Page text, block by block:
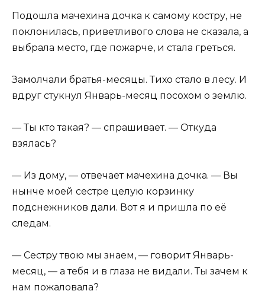
Подошла мачехина дочка к самому костру, не
поклонилась, приветливого слова не сказала, а
выбрала место, где пожарче, и стала греться.
Замолчали братья-месяцы. Тихо стало в лесу. И
вдруг стукнул Январь-месяц посохом о землю.
— Ты кто такая? — спрашивает. — Откуда
взялась?
— Из дому, — отвечает мачехина дочка. — Вы
нынче моей сестре целую корзинку
подснежников дали. Вот я и пришла по её
следам.
— Сестру твою мы знаем, — говорит Январь-
месяц, — а тебя и в глаза не видали. Ты зачем к
нам пожаловала?